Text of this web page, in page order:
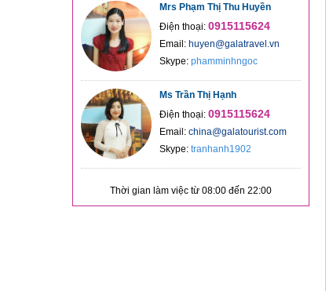
Mrs Phạm Thị Thu Huyền
Điện thoại: 0915115624
Email: huyen@galatravel.vn
Skype: phamminhngoc
Ms Trần Thị Hạnh
Điện thoại: 0915115624
Email: china@galatourist.com
Skype: tranhanh1902
Thời gian làm việc từ 08:00 đến 22:00